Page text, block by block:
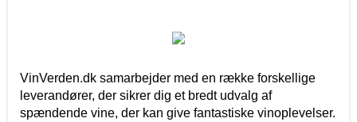
VinVerden.dk samarbejder med en række forskellige
leverandører, der sikrer dig et bredt udvalg af
spændende vine, der kan give fantastiske vinoplevelser.